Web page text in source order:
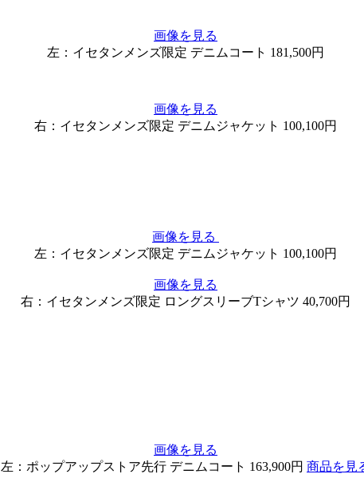
画像を見る
左：イセタンメンズ限定 デニムコート 181,500円
画像を見る
右：イセタンメンズ限定 デニムジャケット 100,100円
画像を見る
左：イセタンメンズ限定 デニムジャケット 100,100円
画像を見る
右：イセタンメンズ限定 ロングスリーブTシャツ 40,700円
画像を見る
左：ポップアップストア先行 デニムコート 163,900円 商品を見